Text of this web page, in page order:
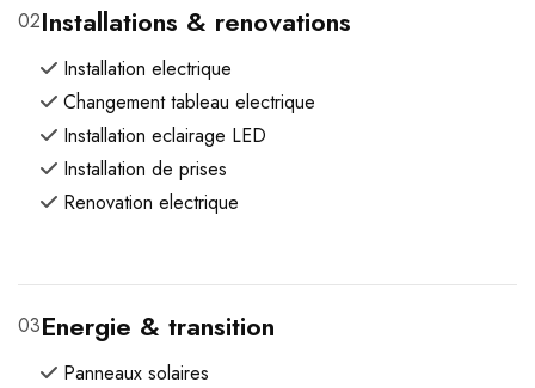
02Installations & renovations
Installation electrique
Changement tableau electrique
Installation eclairage LED
Installation de prises
Renovation electrique
03Energie & transition
Panneaux solaires